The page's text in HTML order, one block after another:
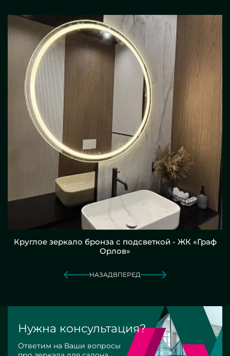
Круглое зеркало бронза с подсветкой - ЖК «Граф
Орлов»
НАЗАДВПЕРЕД
Нужна консультация?
Ответим на Ваши вопросы